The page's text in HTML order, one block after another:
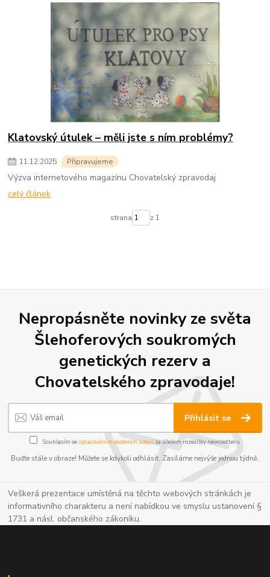
Klatovský útulek – měli jste s ním problémy?
11.12.2025 Připravujeme
Výzva internetového magazínu Chovatelský zpravodaj
celý článek
strana z 1
Nepropásněte novinky ze světa
Šlehoferových soukromých
genetických rezerv a
Chovatelského zpravodaje!
Přihlásit se
Souhlasím se zpracováním osobních údajůza účelem rozesílky newsletteru.
Buďte stále v obraze! Můžete se kdykoli odhlásit. Zasíláme nejvýše jednou týdně.
Veškerá prezentace umístěná na těchto webových stránkách je
informativního charakteru a není nabídkou ve smyslu ustanovení §
1731 a násl. občanského zákoníku.